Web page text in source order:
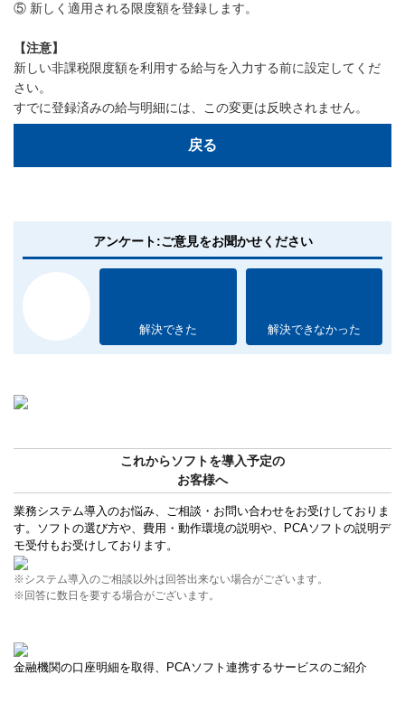
⑤ 新しく適用される限度額を登録します。
【注意】
新しい非課税限度額を利用する給与を入力する前に設定してくだ
さい。
すでに登録済みの給与明細には、この変更は反映されません。
戻る
アンケート:ご意見をお聞かせください
解決できた 解決できなかった
これからソフトを導入予定の
お客様へ
業務システム導入のお悩み、ご相談・お問い合わせをお受けしておりま
す。ソフトの選び方や、費用・動作環境の説明や、PCAソフトの説明デ
モ受付もお受けしております。
※システム導入のご相談以外は回答出来ない場合がございます。
※回答に数日を要する場合がございます。
金融機関の口座明細を取得、PCAソフト連携するサービスのご紹介